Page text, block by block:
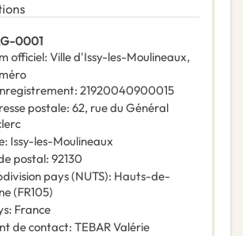
0001
officiel: Ville d'Issy-les-Moulineaux,
: 21920040900015
postale: 62, rue du Général
: Issy-les-Moulineaux
postal: 92130
pays (NUTS): Hauts-de-
(FR105)
: France
de contact: TEBAR Valérie